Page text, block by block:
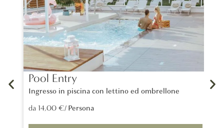
Pool Entry
Ingresso in piscina con lettino ed ombrellone
da 14,00 €/ Persona
Un